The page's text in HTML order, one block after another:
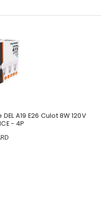
A19 E26 Culot 8W 120V
- 4P